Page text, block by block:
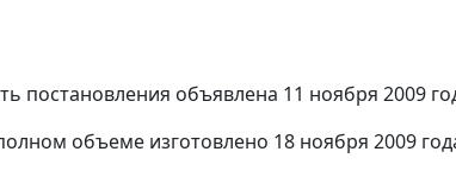
постановления объявлена 11 ноября 2009
объеме изготовлено 18 ноября 2009